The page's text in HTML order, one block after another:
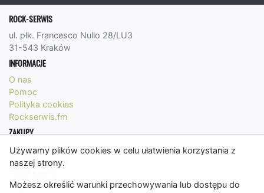
Używamy plików cookies w celu ułatwienia korzystania z
naszej strony.
Możesz określić warunki przechowywania lub dostępu do
ROCK-SERWIS
ul. płk. Francesco Nullo 28/LU3
31-543 Kraków
INFORMACJE
O nas
Pomoc
Polityka cookies
Rockserwis.fm
ZAKUPY
Formy płatności
Koszty wysyłki
Regulamin